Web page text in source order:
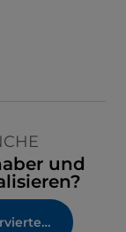
und
Greifen Sie jetzt auf Ihren reservierten Bereich zu